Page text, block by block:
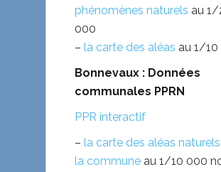
phénomènes naturels au 1/
000
– la carte des aléas au 1/
Bonnevaux : Données
communales PPRN
PPR interactif
– la carte des aléas
la commune au 1/10 000